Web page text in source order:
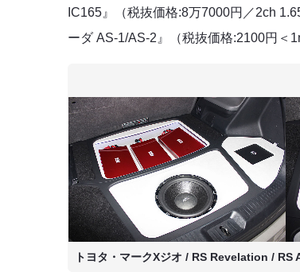
IC165』（税抜価格:8万7000円／2ch
ーダ AS-1/AS-2』（税抜価格:2100円＜
トヨタ・マークXジオ / RS Revelation / RS